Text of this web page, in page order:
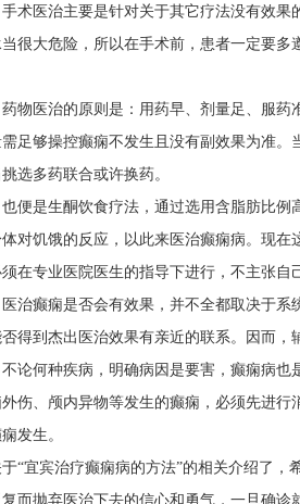
术医治主要是针对关于其它疗法没有效
很大危险，所以在手术前，患者一定要
物医治的原则是：用药早、剂量足、服
足够操控癫痫不发生且没有副效果为准
选多药联合或许换药。
便是生酮饮食疗法，通过选用含脂肪比
对饥饿的反应，以此来医治癫痫病。现
在专业医院医生的指导下进行，不主张自
治癫痫是否会有效果，并不全都取决于
得到杰出医治效果有亲近的联系。因而，
论何种疾病，明确病因是要害，癫痫病
伤、颅内异物等发生的癫痫，必须先进
发生。
“宜宾治疗癫痫病的方法”的相关介绍了
而抛弃医治下去的信心和勇气，一旦确